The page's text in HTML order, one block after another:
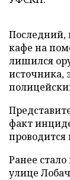
Последний,
кафе на
лишился
источника,
факт
проводится
Ранее
улице